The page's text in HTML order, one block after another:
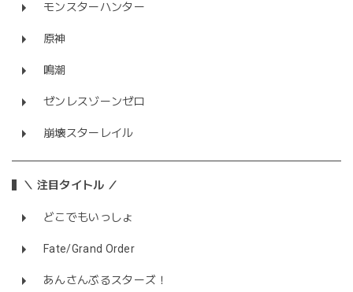
モンスターハンター
原神
鳴潮
ゼンレスゾーンゼロ
崩壊スターレイル
＼ 注目タイトル ／
どこでもいっしょ
Fate/Grand Order
あんさんぶるスターズ！